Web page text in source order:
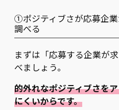
①ポジティブさが応募企
調べる
まずは「応募する企業が
べましょう。
的外れなポジティブさを
にくいからです。